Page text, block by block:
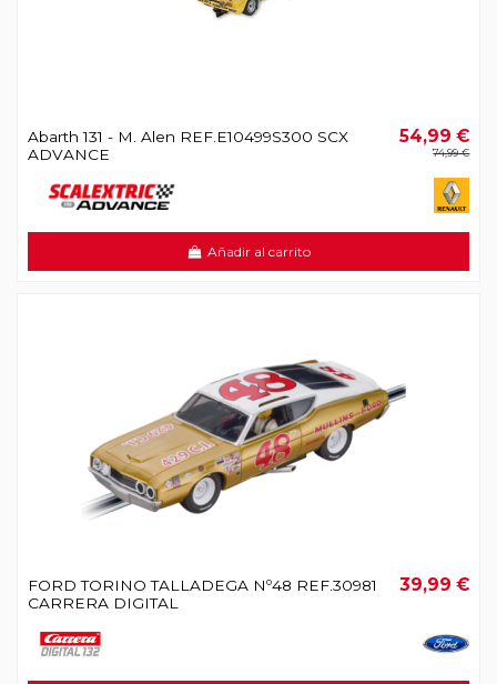
Abarth 131 - M. Alen REF.E10499S300 SCX
ADVANCE
54,99 €
74,99 €
Añadir al carrito
FORD TORINO TALLADEGA Nº48 REF.30981
CARRERA DIGITAL
39,99 €